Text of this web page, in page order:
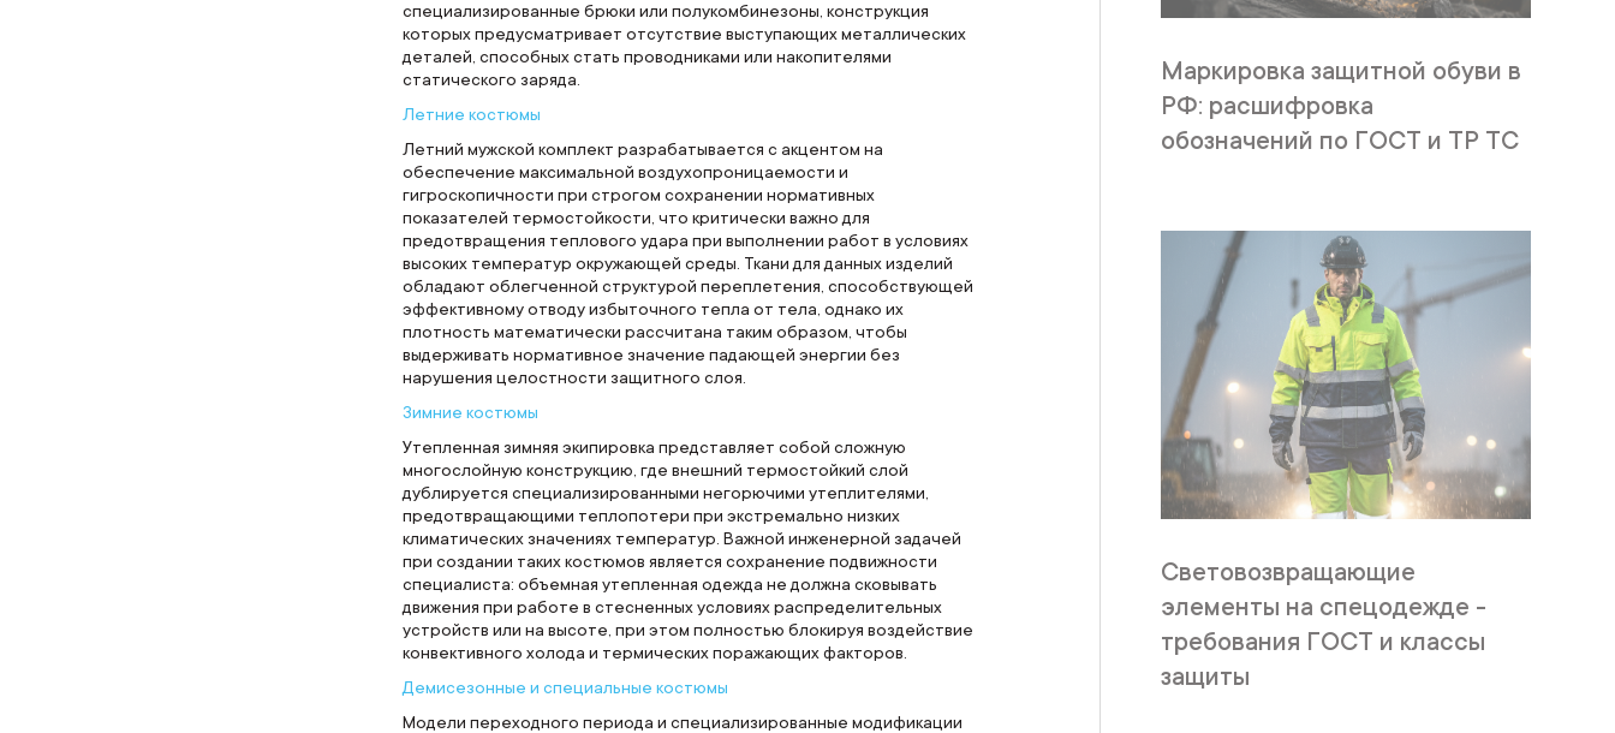
специализированные брюки или полукомбинезоны, конструкция
которых предусматривает отсутствие выступающих металлических
деталей, способных стать проводниками или накопителями
статического заряда.
Летние костюмы
Летний мужской комплект разрабатывается с акцентом на
обеспечение максимальной воздухопроницаемости и
гигроскопичности при строгом сохранении нормативных
показателей термостойкости, что критически важно для
предотвращения теплового удара при выполнении работ в условиях
высоких температур окружающей среды. Ткани для данных изделий
обладают облегченной структурой переплетения, способствующей
эффективному отводу избыточного тепла от тела, однако их
плотность математически рассчитана таким образом, чтобы
выдерживать нормативное значение падающей энергии без
нарушения целостности защитного слоя.
Зимние костюмы
Утепленная зимняя экипировка представляет собой сложную
многослойную конструкцию, где внешний термостойкий слой
дублируется специализированными негорючими утеплителями,
предотвращающими теплопотери при экстремально низких
климатических значениях температур. Важной инженерной задачей
при создании таких костюмов является сохранение подвижности
специалиста: объемная утепленная одежда не должна сковывать
движения при работе в стесненных условиях распределительных
устройств или на высоте, при этом полностью блокируя воздействие
конвективного холода и термических поражающих факторов.
Демисезонные и специальные костюмы
Модели переходного периода и специализированные модификации
Маркировка защитной обуви в
РФ: расшифровка
обозначений по ГОСТ и ТР ТС
Световозвращающие
элементы на спецодежде -
требования ГОСТ и классы
защиты